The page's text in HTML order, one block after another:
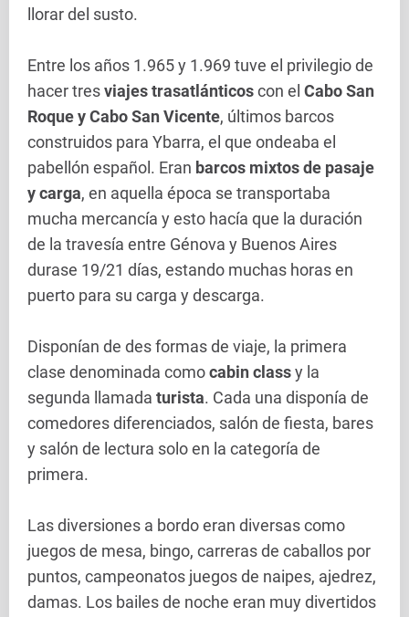
llorar del susto.
Entre los años 1.965 y 1.969 tuve el privilegio de
hacer tresviajes trasatlánticoscon el Cabo San
Roque y Cabo San Vicente, últimos barcos
construidos para Ybarra, el que ondeaba el
pabellón español. Eran barcos mixtos de pasaje
y carga, en aquella época se transportaba
mucha mercancía y esto hacía que la duración
de la travesía entre Génova y Buenos Aires
durase 19/21 días, estando muchas horas en
puerto para su carga y descarga.
Disponían de des formas de viaje, la primera
clase denominada comocabin classy la
segunda llamada turista. Cada una disponía de
comedores diferenciados, salón de fiesta, bares
y salón de lectura solo en la categoría de
primera.
Las diversiones a bordo eran diversas como
juegos de mesa, bingo, carreras de caballos por
puntos, campeonatos juegos de naipes, ajedrez,
damas. Los bailes de noche eran muy divertidos